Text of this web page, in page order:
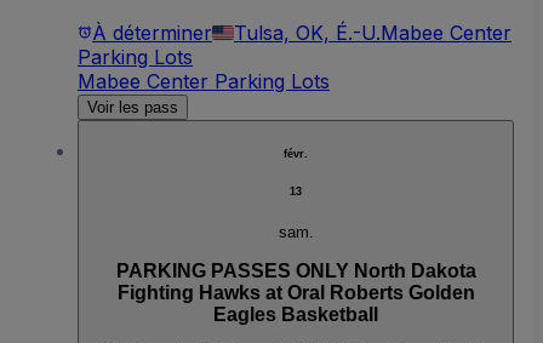
À déterminer Tulsa, OK, É.-U.Mabee Center
Parking Lots
Mabee Center Parking Lots
Voir les pass
févr.
13
sam.
PARKING PASSES ONLY North Dakota
Fighting Hawks at Oral Roberts Golden
Eagles Basketball